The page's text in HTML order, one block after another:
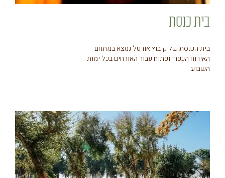
בית כנסת
בית הכנסת של קיבוץ אורטל נמצא במתחם
האירוח הכפרי ופתוח עבור האורחים בכל ימות
השבוע.